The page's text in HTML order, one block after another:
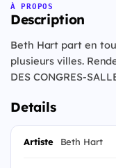
À PROPOS
Description
Beth Hart part en
plusieurs villes.
DES CONGRES-
Details
Artiste Beth Hart